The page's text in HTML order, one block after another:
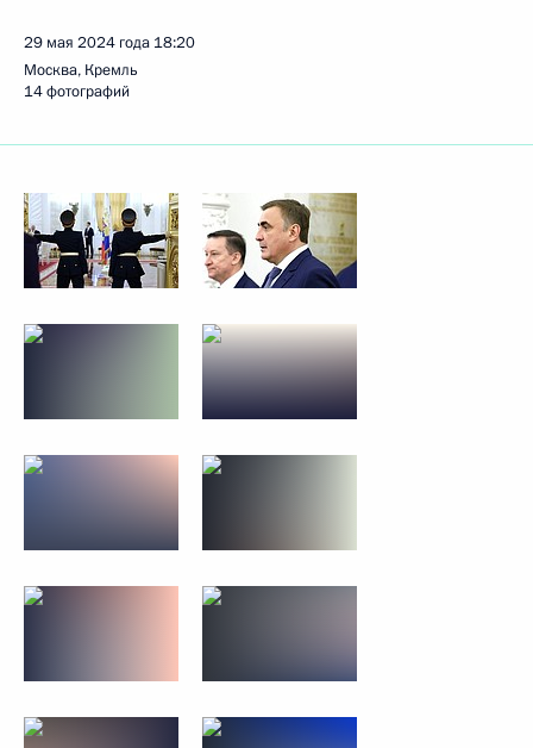
29 мая 2024 года 18:20
Москва, Кремль
14 фотографий